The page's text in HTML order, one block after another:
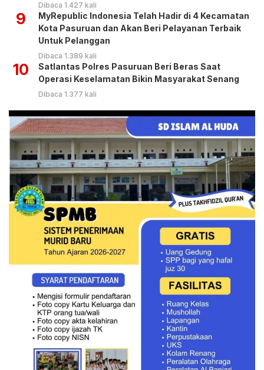
Dibaca 1.427 kali
9
MyRepublic Indonesia Telah Hadir di 4 Kecamatan
Kota Pasuruan dan Akan Beri Pelayanan Terbaik
Untuk Pelanggan
Dibaca 1.389 kali
10
Satlantas Polres Pasuruan Beri Beras Saat
Operasi Keselamatan Bikin Masyarakat Senang
Dibaca 1.377 kali